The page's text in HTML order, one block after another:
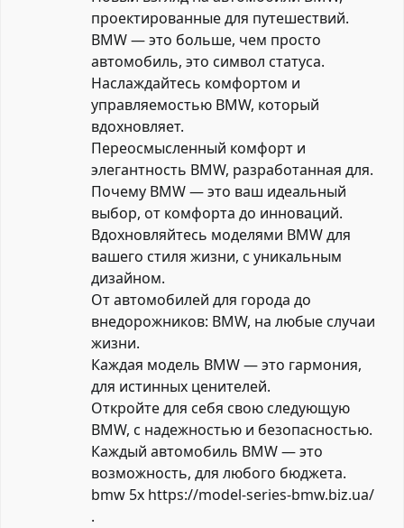
проектированные для путешествий.
BMW — это больше, чем просто
автомобиль, это символ статуса.
Наслаждайтесь комфортом и
управляемостью BMW, который
вдохновляет.
Переосмысленный комфорт и
элегантность BMW, разработанная для.
Почему BMW — это ваш идеальный
выбор, от комфорта до инноваций.
Вдохновляйтесь моделями BMW для
вашего стиля жизни, с уникальным
дизайном.
От автомобилей для города до
внедорожников: BMW, на любые случаи
жизни.
Каждая модель BMW — это гармония,
для истинных ценителей.
Откройте для себя свою следующую
BMW, с надежностью и безопасностью.
Каждый автомобиль BMW — это
возможность, для любого бюджета.
bmw 5x https://model-series-bmw.biz.ua/
.